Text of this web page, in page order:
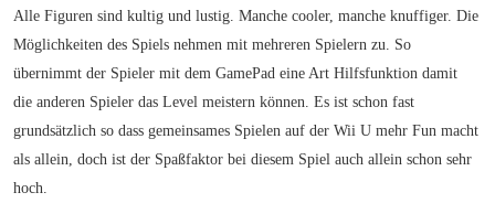
Alle Figuren sind kultig und lustig. Manche cooler, manche knuffiger. Die
Möglichkeiten des Spiels nehmen mit mehreren Spielern zu. So
übernimmt der Spieler mit dem GamePad eine Art Hilfsfunktion damit
die anderen Spieler das Level meistern können. Es ist schon fast
grundsätzlich so dass gemeinsames Spielen auf der Wii U mehr Fun macht
als allein, doch ist der Spaßfaktor bei diesem Spiel auch allein schon sehr
hoch.